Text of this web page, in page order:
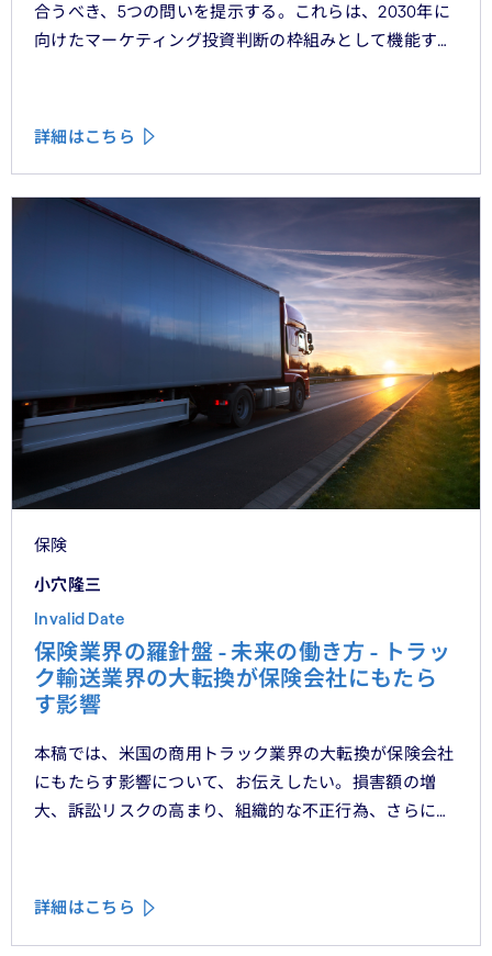
合うべき、5つの問いを提示する。これらは、2030年に
向けたマーケティング投資判断の枠組みとして機能する
詳細はこちら
保険
小穴隆三
Invalid Date
保険業界の羅針盤 - 未来の働き方 - トラッ
ク輸送業界の大転換が保険会社にもたら
す影響
本稿では、米国の商用トラック業界の大転換が保険会社
にもたらす影響について、お伝えしたい。損害額の増
大、訴訟リスクの高まり、組織的な不正行為、さらには
詳細はこちら